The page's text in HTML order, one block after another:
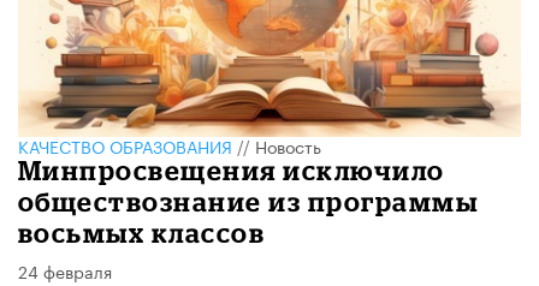
КАЧЕСТВО ОБРАЗОВАНИЯ//Новость
Минпросвещения исключило
обществознание из программы
восьмых классов
24 февраля